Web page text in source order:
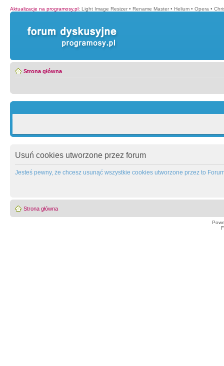
Aktualizacje na programosy.pl: Light Image Resizer • Rename Master • Helium • Opera •
Strona główna
Usuń cookies utworzone przez forum
Jesteś pewny, że chcesz usunąć wszystkie cookies utworzone przez to
Strona główna